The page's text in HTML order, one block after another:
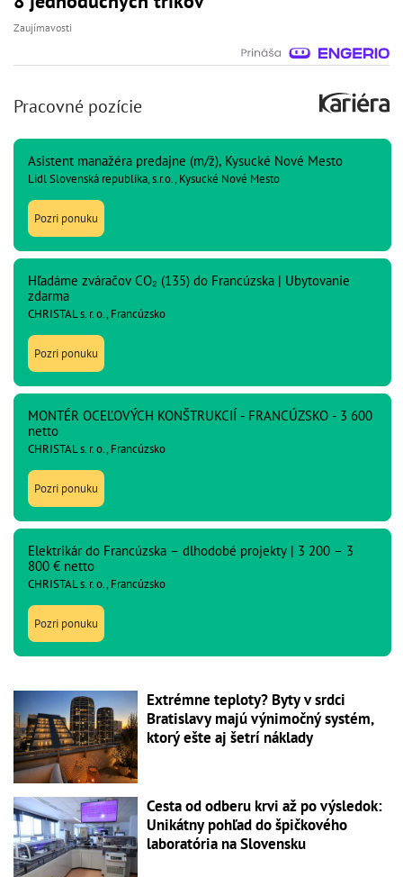
Zaujímavosti
Pracovné pozície
Asistent manažéra predajne (m/ž), Kysucké Nové Mesto
Lidl Slovenská republika, s.r.o., Kysucké Nové Mesto
Pozri ponuku
Hľadáme zváračov CO₂ (135) do Francúzska | Ubytovanie
zdarma
CHRISTAL s. r. o., Francúzsko
Pozri ponuku
MONTÉR OCEĽOVÝCH KONŠTRUKCIÍ - FRANCÚZSKO - 3 600
netto
CHRISTAL s. r. o., Francúzsko
Pozri ponuku
Elektrikár do Francúzska – dlhodobé projekty | 3 200 – 3
800 € netto
CHRISTAL s. r. o., Francúzsko
Pozri ponuku
Extrémne teploty? Byty v srdci
Bratislavy majú výnimočný systém,
ktorý ešte aj šetrí náklady
Cesta od odberu krvi až po výsledok:
Unikátny pohľad do špičkového
laboratória na Slovensku